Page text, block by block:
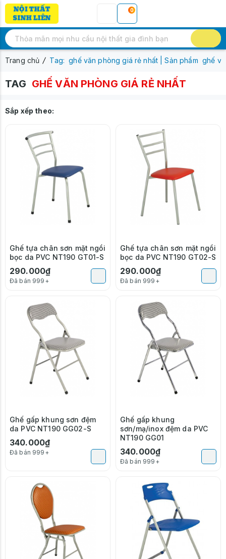
0
Trang chủ Tag: ghế văn phòng giá rẻ nhất | Sản phẩm ghế
TAG GHẾ VĂN PHÒNG GIÁ RẺ NHẤT
Sắp xếp theo:
Ghế tựa chân sơn mặt ngồi
bọc da PVC NT190 GT01-S
290.000₫
Đã bán 999+
Ghế tựa chân sơn mặt ngồi
bọc da PVC NT190 GT02-S
290.000₫
Đã bán 999+
Ghế gấp khung sơn đệm
da PVC NT190 GG02-S
340.000₫
Đã bán 999+
Ghế gấp khung
sơn/mạ/inox đệm da PVC
NT190 GG01
340.000₫
Đã bán 999+